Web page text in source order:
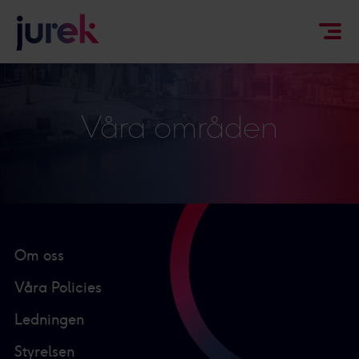
Våra områden
Om oss
Våra Policies
Ledningen
Styrelsen